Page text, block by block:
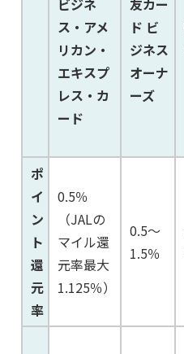
ビジネ
ス・アメ
リカン・
エキスプ
レス・カ
ード
友カー
ド ビ
ジネス
オーナ
ーズ
ポ
イ
ン
ト
還
元
率
0.5％
（JALの
マイル還
元率最大
1.125％）
0.5～
1.5％